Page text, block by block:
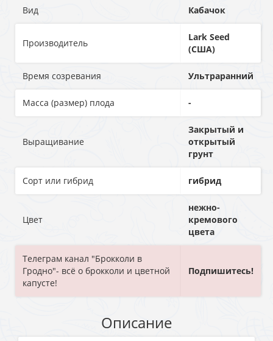
Вид Кабачок
Производитель
Lark Seed
(США)
Время созревания Ультраранний
Масса (размер) плода -
Выращивание
Закрытый и
открытый
грунт
Сорт или гибрид гибрид
Цвет
нежно-
кремового
цвета
Телеграм канал "Брокколи в
Гродно"- всё о брокколи и цветной
капусте!
Подпишитесь!
Описание